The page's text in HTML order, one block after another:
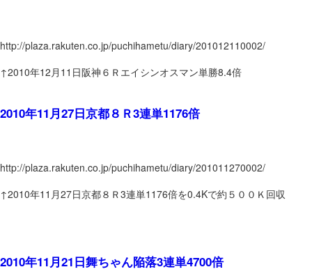
http://plaza.rakuten.co.jp/puchihametu/diary/201012110002/
↑2010年12月11日阪神６Ｒエイシンオスマン単勝8.4倍
2010年11月27日京都８Ｒ3連単1176倍
http://plaza.rakuten.co.jp/puchihametu/diary/201011270002/
↑2010年11月27日京都８Ｒ3連単1176倍を0.4Kで約５００Ｋ回収
2010年11月21日舞ちゃん陥落3連単4700倍